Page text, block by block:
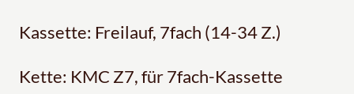
Kassette: Freilauf, 7fach (14-34 Z.)
Kette: KMC Z7, für 7fach-Kassette